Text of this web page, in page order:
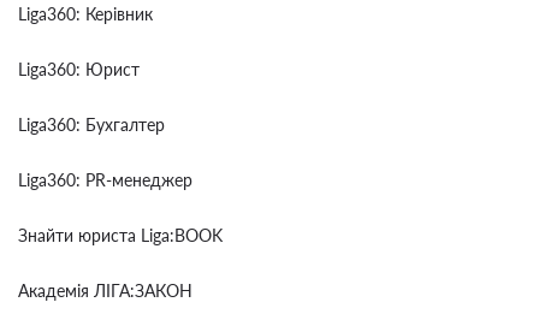
Liga360: Керівник
Liga360: Юрист
Liga360: Бухгалтер
Liga360: PR-менеджер
Знайти юриста Liga:BOOK
Академія ЛІГА:ЗАКОН